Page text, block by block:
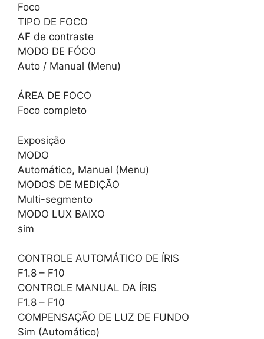
Foco
TIPO DE FOCO
AF de contraste
MODO DE FÓCO
Auto / Manual (Menu)
ÁREA DE FOCO
Foco completo
Exposição
MODO
Automático, Manual (Menu)
MODOS DE MEDIÇÃO
Multi-segmento
MODO LUX BAIXO
sim
CONTROLE AUTOMÁTICO DE ÍRIS
F1.8 – F10
CONTROLE MANUAL DA ÍRIS
F1.8 – F10
COMPENSAÇÃO DE LUZ DE FUNDO
Sim (Automático)